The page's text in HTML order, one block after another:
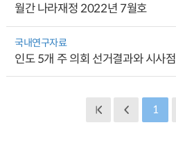
월간 나라재정 2022년 7월호
국내연구자료
인도 5개 주 의회 선거결과와 시사점
1